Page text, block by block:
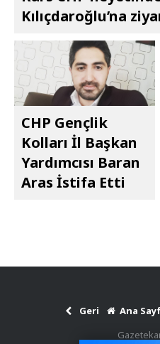
Kılıçdaroğlu’na
CHP Gençlik
Kolları İl Başkan
Yardımcısı Baran
Aras İstifa Etti
Geri Ana